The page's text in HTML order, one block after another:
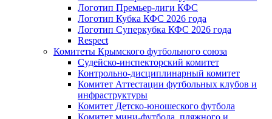
Логотип Премьер-лиги КФС
Логотип Кубка КФС 2026 года
Логотип Суперкубка КФС 2026 года
Respect
Комитеты Крымского футбольного союза
Судейско-инспекторский комитет
Контрольно-дисциплинарный комитет
Комитет Аттестации футбольных клубов и
инфраструктуры
Комитет Детско-юношеского футбола
Комитет мини-футбола, пляжного и